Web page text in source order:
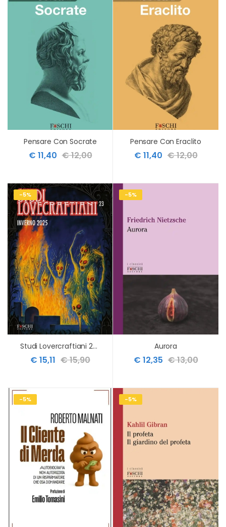
Pensare Con Socrate
€ 11,40 € 12,00
Pensare Con Eraclito
€ 11,40 € 12,00
-5%
Studi Lovercraftiani 23 Inverno 2025
€ 15,11 € 15,90
-5%
Aurora
€ 12,35 € 13,00
-5% -5%